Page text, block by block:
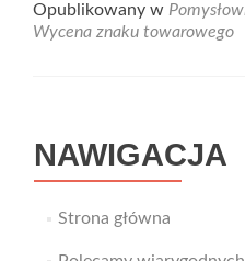
about
Wycena
warto
temat
Opublikowany w
Wycena znaku towarowego
NAWIGACJA
Strona główna